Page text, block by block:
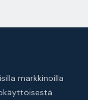
markkinoilla